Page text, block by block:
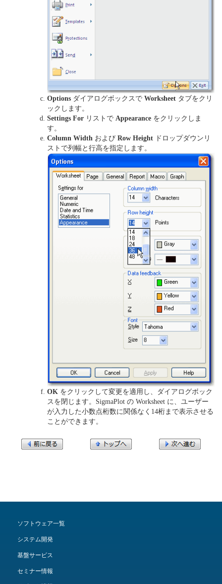
Options ダイアログボックスで Worksheet タブをクリ
ックします。
Settings For リストで Appearance をクリックしま
す。
Column Width および Row Height ドロップダウンリ
ストで列幅と行高を指定します。
OK をクリックして変更を適用し、ダイアログボック
スを閉じます。SigmaPlot の Worksheet に、ユーザー
が入力した小数点桁数に関係なく14桁まで表示させる
ことができます。
ソフトウェア一覧
システム開発
基盤サービス
セミナー情報